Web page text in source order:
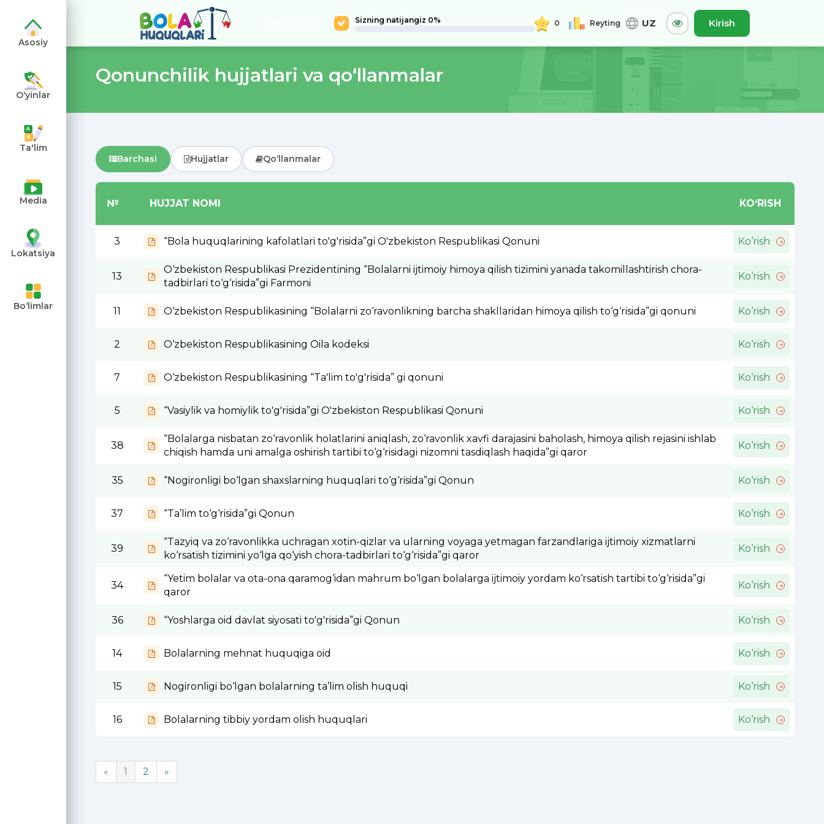
Sizning natijangiz 0% 0 Reyting UZ Kirish
Qonunchilik hujjatlari va qo‘llanmalar
Barchasi Hujjatlar Qo‘llanmalar
№ HUJJAT NOMI KO‘RISH
3 “Bola huquqlarining kafolatlari to'g'risida”gi O'zbekiston Respublikasi Qonuni Ko‘rish
13
O‘zbekiston Respublikasi Prezidentining “Bolalarni ijtimoiy himoya qilish tizimini yanada takomillashtirish chora-
tadbirlari to‘g‘risida”gi Farmoni
Ko‘rish
11 O‘zbekiston Respublikasining “Bolalarni zo‘ravonlikning barcha shakllaridan himoya qilish to‘g‘risida”gi qonuni Ko‘rish
2 O‘zbekiston Respublikasining Oila kodeksi Ko‘rish
7 O‘zbekiston Respublikasining “Ta'lim to'g'risida” gi qonuni Ko‘rish
5 “Vasiylik va homiylik to'g'risida”gi O'zbekiston Respublikasi Qonuni Ko‘rish
38
“Bolalarga nisbatan zo‘ravonlik holatlarini aniqlash, zo‘ravonlik xavfi darajasini baholash, himoya qilish rejasini ishlab
chiqish hamda uni amalga oshirish tartibi to‘g‘risidagi nizomni tasdiqlash haqida”gi qaror
Ko‘rish
35 “Nogironligi bo‘lgan shaxslarning huquqlari to‘g‘risida”gi Qonun Ko‘rish
37 “Ta’lim to‘g‘risida”gi Qonun Ko‘rish
39
“Tazyiq va zo‘ravonlikka uchragan xotin-qizlar va ularning voyaga yetmagan farzandlariga ijtimoiy xizmatlarni
ko‘rsatish tizimini yo‘lga qo‘yish chora-tadbirlari to‘g‘risida”gi qaror
Ko‘rish
34
“Yetim bolalar va ota-ona qaramog‘idan mahrum bo‘lgan bolalarga ijtimoiy yordam ko‘rsatish tartibi to‘g‘risida”gi
qaror
Ko‘rish
36 “Yoshlarga oid davlat siyosati to'g'risida”gi Qonun Ko‘rish
14 Bolalarning mehnat huquqiga oid Ko‘rish
15 Nogironligi bo‘lgan bolalarning ta’lim olish huquqi Ko‘rish
16 Bolalarning tibbiy yordam olish huquqlari Ko‘rish
« 1 2 »
Asosiy
O‘yinlar
Ta'lim
Media
Lokatsiya
Bo‘limlar